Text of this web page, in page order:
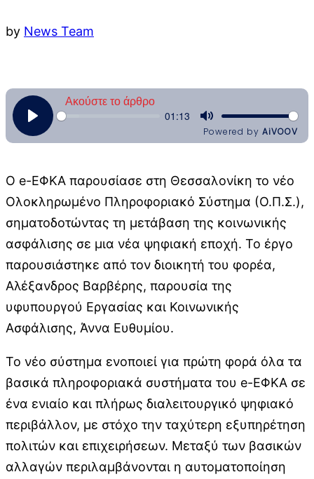
by News Team
Ο e-ΕΦΚΑ παρουσίασε στη Θεσσαλονίκη το νέο
Ολοκληρωμένο Πληροφοριακό Σύστημα (Ο.Π.Σ.),
σηματοδοτώντας τη μετάβαση της κοινωνικής
ασφάλισης σε μια νέα ψηφιακή εποχή. Το έργο
παρουσιάστηκε από τον διοικητή του φορέα,
Αλέξανδρος Βαρβέρης, παρουσία της
υφυπουργού Εργασίας και Κοινωνικής
Ασφάλισης, Άννα Ευθυμίου.
Το νέο σύστημα ενοποιεί για πρώτη φορά όλα τα
βασικά πληροφοριακά συστήματα του e-ΕΦΚΑ σε
ένα ενιαίο και πλήρως διαλειτουργικό ψηφιακό
περιβάλλον, με στόχο την ταχύτερη εξυπηρέτηση
πολιτών και επιχειρήσεων. Μεταξύ των βασικών
αλλαγών περιλαμβάνονται η αυτοματοποίηση